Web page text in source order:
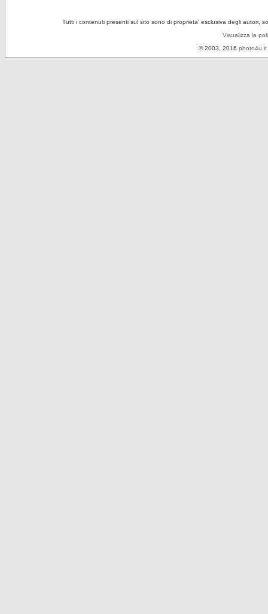
Tutti i contenuti presenti sul sito sono di proprieta' esclusiva degli autori,
Visualizza la
© 2003, 2016 photo4u.it